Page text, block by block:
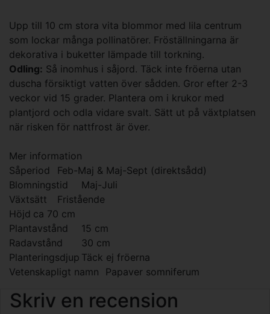
Upp till 10 cm stora vita blommor med lila centrum
som lockar många pollinatörer. Fröställningarna är
dekorativa i buketter lämpade till torkning.
Odling: Så inomhus i såjord. Täck inte fröerna utan
duscha försiktigt vatten över sådden. Gror efter 2-3
veckor vid 15 grader. Plantera om i krukor med
plantjord och odla vidare svalt. Sätt ut på växtplatsen
när risken för nattfrost är över.
Mer information
Såperiod
Feb-Maj & Maj-Sept (direktsådd)
Blomningstid
Maj-Juli
Växtsätt
Fristående
Höjd ca 70 cm
Plantavstånd
15 cm
Radavstånd
30 cm
Planteringsdjup Täck ej fröerna
Vetenskapligt namn
Papaver somniferum
Skriv en recension